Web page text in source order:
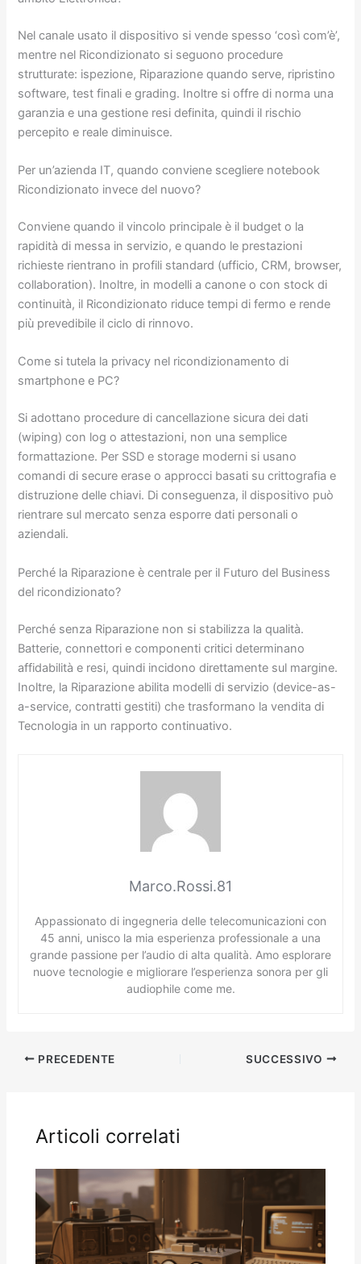
Nel canale usato il dispositivo si vende spesso ‘così com’è’,
mentre nel Ricondizionato si seguono procedure
strutturate: ispezione, Riparazione quando serve, ripristino
software, test finali e grading. Inoltre si offre di norma una
garanzia e una gestione resi definita, quindi il rischio
percepito e reale diminuisce.
Per un’azienda IT, quando conviene scegliere notebook
Ricondizionato invece del nuovo?
Conviene quando il vincolo principale è il budget o la
rapidità di messa in servizio, e quando le prestazioni
richieste rientrano in profili standard (ufficio, CRM, browser,
collaboration). Inoltre, in modelli a canone o con stock di
continuità, il Ricondizionato riduce tempi di fermo e rende
più prevedibile il ciclo di rinnovo.
Come si tutela la privacy nel ricondizionamento di
smartphone e PC?
Si adottano procedure di cancellazione sicura dei dati
(wiping) con log o attestazioni, non una semplice
formattazione. Per SSD e storage moderni si usano
comandi di secure erase o approcci basati su crittografia e
distruzione delle chiavi. Di conseguenza, il dispositivo può
rientrare sul mercato senza esporre dati personali o
aziendali.
Perché la Riparazione è centrale per il Futuro del Business
del ricondizionato?
Perché senza Riparazione non si stabilizza la qualità.
Batterie, connettori e componenti critici determinano
affidabilità e resi, quindi incidono direttamente sul margine.
Inoltre, la Riparazione abilita modelli di servizio (device-as-
a-service, contratti gestiti) che trasformano la vendita di
Tecnologia in un rapporto continuativo.
Marco.Rossi.81
Appassionato di ingegneria delle telecomunicazioni con
45 anni, unisco la mia esperienza professionale a una
grande passione per l’audio di alta qualità. Amo esplorare
nuove tecnologie e migliorare l’esperienza sonora per gli
audiophile come me.
PRECEDENTE SUCCESSIVO
Articoli correlati